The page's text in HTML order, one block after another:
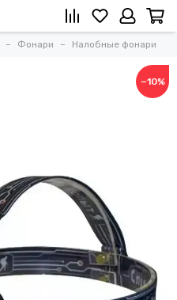
Фонари Налобные фонари
−10%